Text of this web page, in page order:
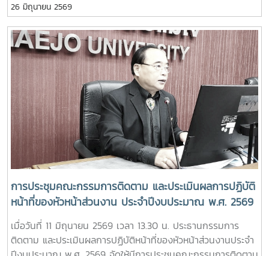
ศาสตราจารย์ ดร.เกรียงศักดิ์ ศรีเงินยวง เลขานุการสภา
มหาวิทยาลัย กล่าวรายงาน มีคณะกรรมการสภามหาวิทยาลัย และ
ผู้บริหารมหาวิทยาลัย นำโดย รองศาสตราจารย์ ดร.วีระพล ทอง
มา อธิการบดี พร้อมด้วยรองอธิการบดี ผู้ช่วยอธิการบดี คณบดี
ผู้อำนวยการสำนัก และเจ้าหน้าที่ เข้าร่วมโครงการ จำนวน 100
คน ณ ห้องประชุม Convention 1-2 โรงแรมวินทรี ซิตี้ รีสอร์ท
จังหวัดเชียงใหม่ สภามหาวิทยาลัยในฐานะองค์กรกำกับดูแลเชิง
นโยบาย มีบทบาทสำคัญในการกำหนดทิศทางการพัฒนา
มหาวิทยาลัย การกำกับติดตามการดำเนินงาน และการให้ข้อเสนอ
แนะเชิงนโยบายเพื่อการขับเคลื่อนมหาวิทยาลัยไปสู่เป้าหมายตาม
ยุทธศาสตร์ของประเทศ และความคาดหวังของสังคม การจัด
โครงการทบทวนงานด้านนโยบาย (Retreat) ของสภา
มหาวิทยาลัย ในครั้งนี้ได้เน้นใน เรื่อง “พลิกโฉมมหาวิทยาลัยกลุ่ม
2: การยกระดับงานวิจัยสู่การใช้ประโยชน์เชิงพาณิชย์ – การผลิต
มหาวิทยาลัย ผู้บริหารมหาวิทยาลัย และผู้เกี่ยวข้อง ได้ร่วมกับแลก
เปลี่ยนความคิดเห็น วิเคราะห์สถานการณ์ ทบทวนทิศทางการ
26 มิถุนายน 2569
การประชุมคณะกรรมการติดตาม และประเมินผลการปฏิบัติ
หน้าที่ของหัวหน้าส่วนงาน ประจำปีงบประมาณ พ.ศ. 2569
ครั้งที่ 2/2569
เมื่อวันที่ 11 มิถุนายน 2569 เวลา 13.30 น. ประธานกรรมการ
ติดตาม และประเมินผลการปฏิบัติหน้าที่ของหัวหน้าส่วนงานประจำ